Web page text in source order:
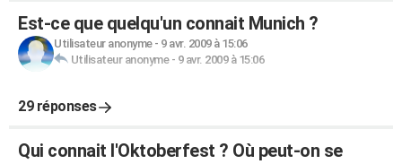
Est-ce que quelqu'un connait Munich ?
Utilisateur anonyme- 9 avr. 2009 à 15:06
Utilisateur anonyme- 9 avr. 2009 à 15:06
29 réponses
Qui connait l'Oktoberfest ? Où peut-on se